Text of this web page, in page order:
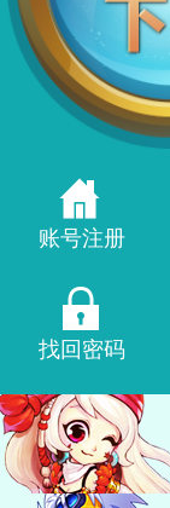
账号注册
找回密码